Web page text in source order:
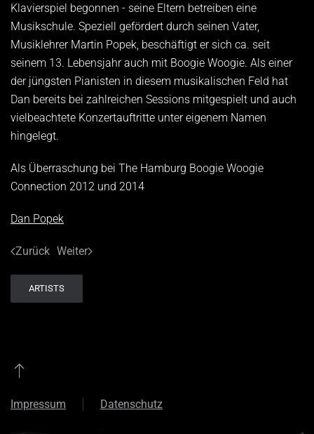
Klavierspiel begonnen - seine Eltern betreiben eine
Musikschule. Speziell gefördert durch seinen Vater,
Musiklehrer Martin Popek, beschäftigt er sich ca. seit
seinem 13. Lebensjahr auch mit Boogie Woogie. Als einer
der jüngsten Pianisten in diesem musikalischen Feld hat
Dan bereits bei zahlreichen Sessions mitgespielt und auch
vielbeachtete Konzertauftritte unter eigenem Namen
hingelegt.
Als Überraschung bei The Hamburg Boogie Woogie
Connection 2012 und 2014
Dan Popek
Zurück Weiter
ARTISTS
Impressum Datenschutz